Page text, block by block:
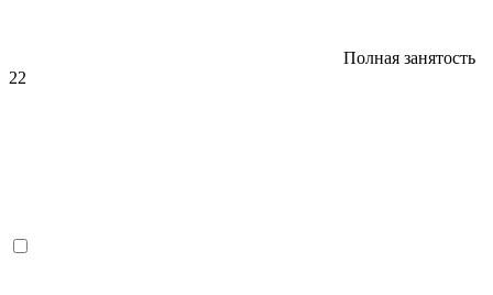
Полная занятость
22